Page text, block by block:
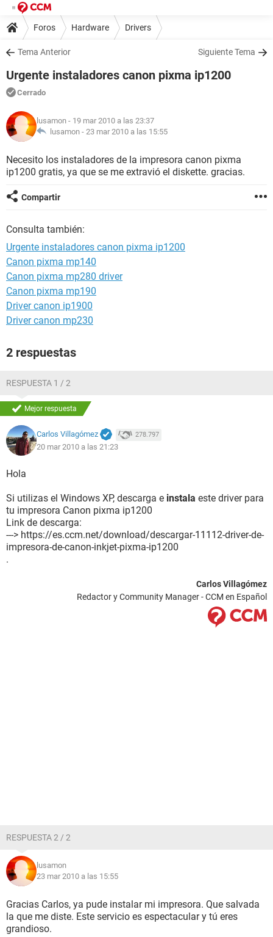
Foros Hardware Drivers
Tema Anterior Siguiente Tema
Urgente instaladores canon pixma ip1200
Cerrado
lusamon - 19 mar 2010 a las 23:37
lusamon - 23 mar 2010 a las 15:55
Necesito los instaladores de la impresora canon pixma
ip1200 gratis, ya que se me extravió el diskette. gracias.
Compartir
Consulta también:
Urgente instaladores canon pixma ip1200
Canon pixma mp140
Canon pixma mp280 driver
Canon pixma mp190
Driver canon ip1900
Driver canon mp230
2 respuestas
RESPUESTA 1 / 2
Mejor respuesta
Carlos Villagómez 278.797
20 mar 2010 a las 21:23
Hola
Si utilizas el Windows XP, descarga e instala este driver para
tu impresora Canon pixma ip1200
Link de descarga:
---> https://es.ccm.net/download/descargar-11112-driver-de-
impresora-de-canon-inkjet-pixma-ip1200
.
Carlos Villagómez
Redactor y Community Manager - CCM en Español
RESPUESTA 2 / 2
lusamon
23 mar 2010 a las 15:55
Gracias Carlos, ya pude instalar mi impresora. Que salvada
la que me diste. Este servicio es espectacular y tú eres
grandioso.